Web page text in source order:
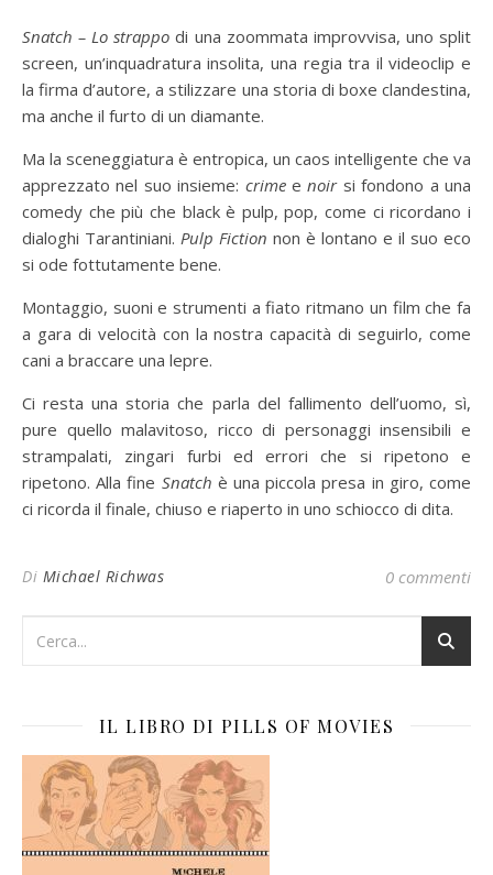
Snatch – Lo strappo di una zoommata improvvisa, uno split
screen, un’inquadratura insolita, una regia tra il videoclip e
la firma d’autore, a stilizzare una storia di boxe clandestina,
ma anche il furto di un diamante.
Ma la sceneggiatura è entropica, un caos intelligente che va
apprezzato nel suo insieme: crimeenoirsi fondono a una
comedy che più che black è pulp, pop, come ci ricordano i
dialoghi Tarantiniani. Pulp Fiction non è lontano e il suo eco
si ode fottutamente bene.
Montaggio, suoni e strumenti a fiato ritmano un film che fa
a gara di velocità con la nostra capacità di seguirlo, come
cani a braccare una lepre.
Ci resta una storia che parla del fallimento dell’uomo, sì,
pure quello malavitoso, ricco di personaggi insensibili e
strampalati, zingari furbi ed errori che si ripetono e
ripetono. Alla fine Snatch è una piccola presa in giro, come
ci ricorda il finale, chiuso e riaperto in uno schiocco di dita.
Di Michael Richwas 0 commenti
IL LIBRO DI PILLS OF MOVIES